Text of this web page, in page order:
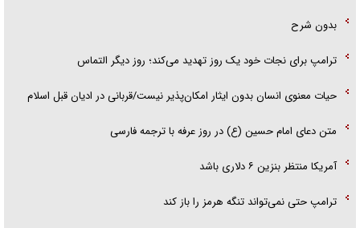
بدون شرح
ترامپ برای نجات خود یک روز تهدید می‌کند؛ روز دیگر التماس
حیات معنوی انسان بدون ایثار امکان‌پذیر نیست/قربانی در ادیان قبل اسلام
متن دعای امام حسین (ع) در روز عرفه با ترجمه فارسی
آمریکا منتظر بنزین ۶ دلاری باشد
ترامپ حتی نمی‌تواند تنگه هرمز را باز کند